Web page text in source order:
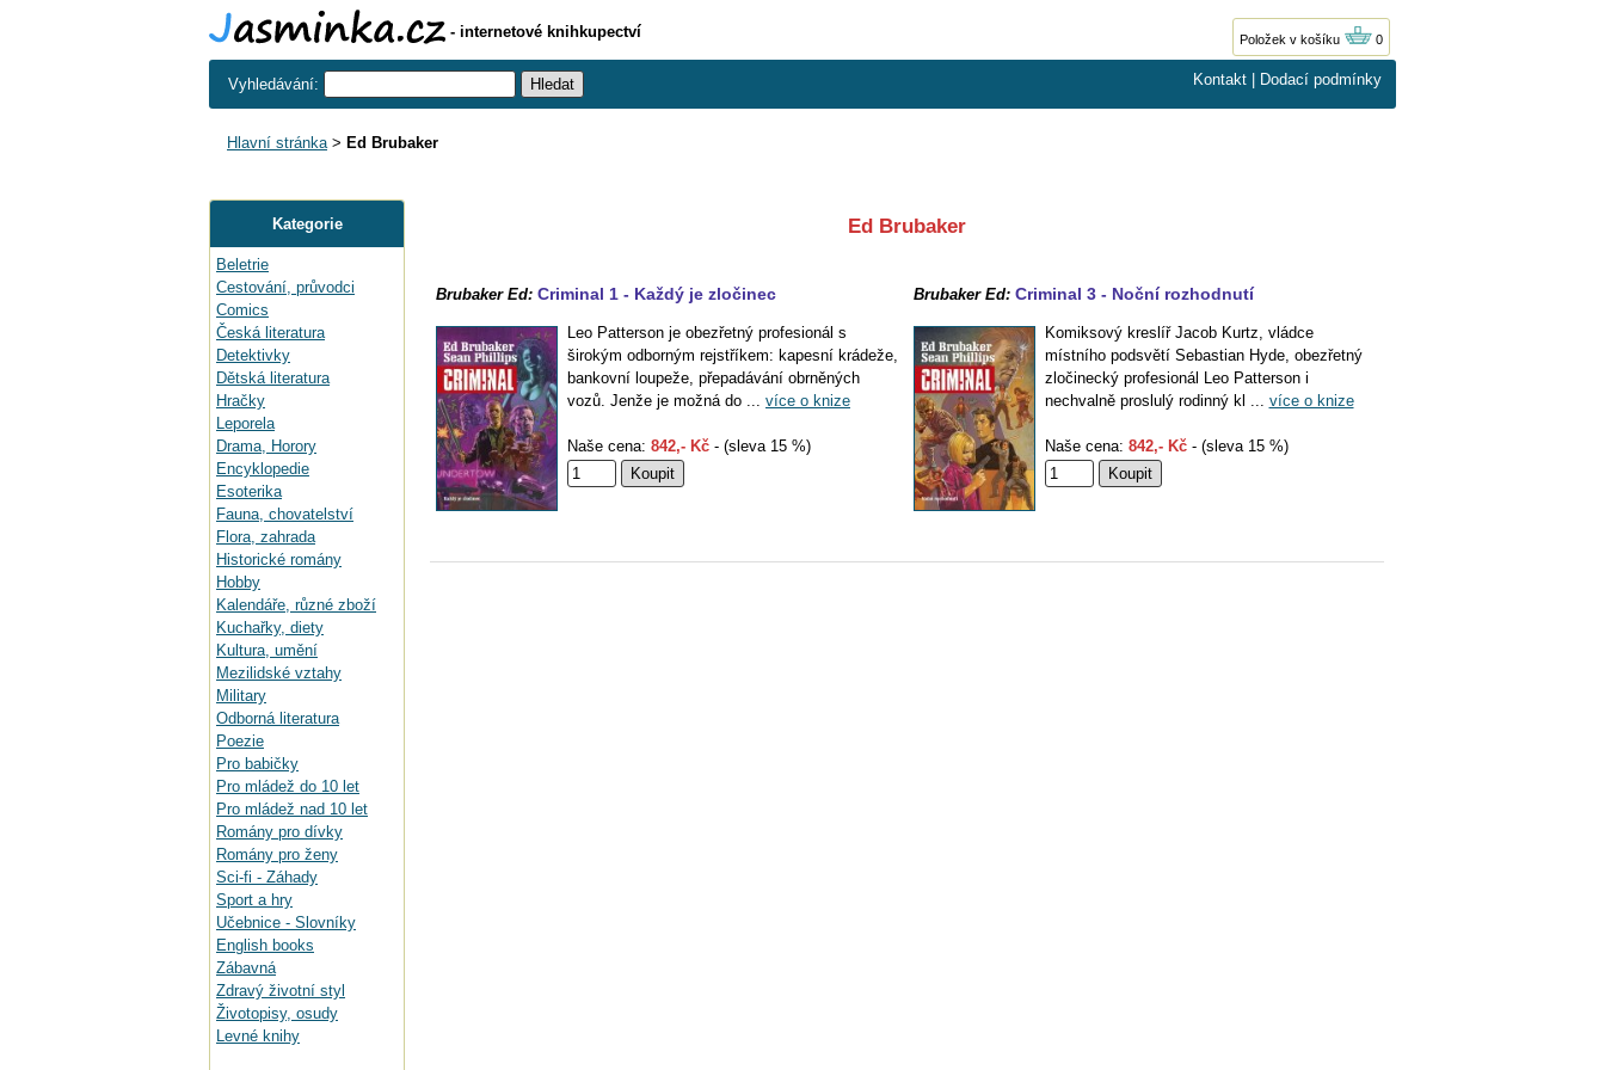
- internetové knihkupectví Položek v košíku 0
Vyhledávání: Kontakt Dodací podmínky
Hlavní stránka> Ed Brubaker
Kategorie
Beletrie
Cestování, průvodci
Comics
Česká literatura
Detektivky
Dětská literatura
Hračky
Leporela
Drama, Horory
Encyklopedie
Esoterika
Fauna, chovatelství
Flora, zahrada
Historické romány
Hobby
Kalendáře, různé zboží
Kuchařky, diety
Kultura, umění
Mezilidské vztahy
Military
Odborná literatura
Poezie
Pro babičky
Pro mládež do 10 let
Pro mládež nad 10 let
Romány pro dívky
Romány pro ženy
Sci-fi - Záhady
Sport a hry
Učebnice - Slovníky
English books
Zábavná
Zdravý životní styl
Životopisy, osudy
Levné knihy
Ed Brubaker
Brubaker Ed: Criminal 1 - Každý je zločinec
Leo Patterson je obezřetný profesionál s
širokým odborným rejstříkem: kapesní krádeže,
bankovní loupeže, přepadávání obrněných
vozů. Jenže je možná do ... více o knize
Naše cena: 842,- Kč - (sleva 15 %)
Brubaker Ed: Criminal 3 - Noční rozhodnutí
Komiksový kreslíř Jacob Kurtz, vládce
místního podsvětí Sebastian Hyde, obezřetný
zločinecký profesionál Leo Patterson i
nechvalně proslulý rodinný kl ... více o knize
Naše cena: 842,- Kč- (sleva 15 %)